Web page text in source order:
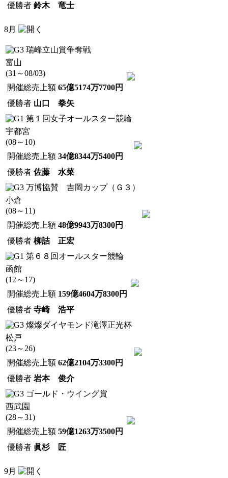
優勝者 鈴木 竜士
8月
瑞峰立山賞争奪戦
富山
(31～08/03)
開催総売上額 65億5174万7700円
優勝者 山口 拳矢
第１回女子オールスター競輪
宇都宮
(08～10)
開催総売上額 34億8344万5400円
優勝者 佐藤 水菜
万博協賛 吉岡カップ（Ｇ３）
小倉
(08～11)
開催総売上額 48億9943万8300円
優勝者 柳詰 正宏
第６８回オールスター競輪
函館
(12～17)
開催総売上額 159億4604万8300円
優勝者 寺崎 浩平
燦燦ダイヤモンド滝澤正光杯
松戸
(23～26)
開催総売上額 62億2104万3300円
優勝者 岩本 俊介
ゴールド・ウイング賞
西武園
(28～31)
開催総売上額 59億1263万3500円
優勝者 眞杉 匠
9月